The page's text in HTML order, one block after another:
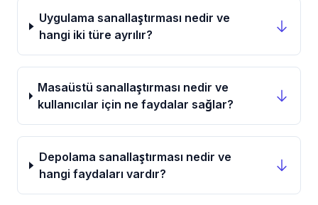
Uygulama sanallaştırması nedir ve
hangi iki türe ayrılır?
Masaüstü sanallaştırması nedir ve
kullanıcılar için ne faydalar sağlar?
Depolama sanallaştırması nedir ve
hangi faydaları vardır?